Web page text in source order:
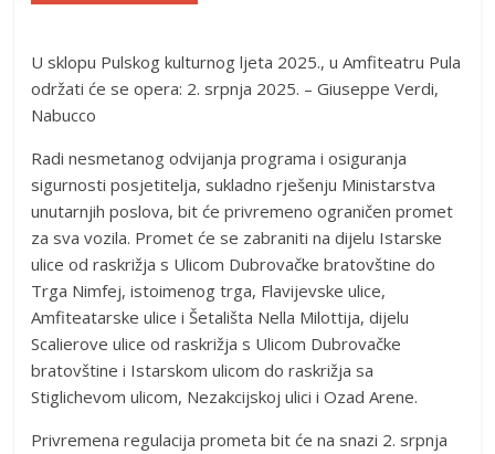
U sklopu Pulskog kulturnog ljeta 2025., u Amfiteatru Pula
održati će se opera: 2. srpnja 2025. – Giuseppe Verdi,
Nabucco
Radi nesmetanog odvijanja programa i osiguranja
sigurnosti posjetitelja, sukladno rješenju Ministarstva
unutarnjih poslova, bit će privremeno ograničen promet
za sva vozila. Promet će se zabraniti na dijelu Istarske
ulice od raskrižja s Ulicom Dubrovačke bratovštine do
Trga Nimfej, istoimenog trga, Flavijevske ulice,
Amfiteatarske ulice i Šetališta Nella Milottija, dijelu
Scalierove ulice od raskrižja s Ulicom Dubrovačke
bratovštine i Istarskom ulicom do raskrižja sa
Stiglichevom ulicom, Nezakcijskoj ulici i Ozad Arene.
Privremena regulacija prometa bit će na snazi 2. srpnja